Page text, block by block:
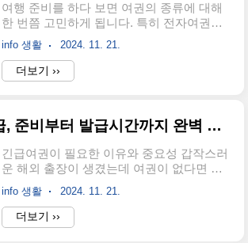
합할까?여행 준비를 하다 보면 여권의 종류
에 대해 한 번쯤 고민하게 됩니다. 특히 전자
여권과 비전자여권의 차이는 무엇인지, 상
황에 따라 어떤 여권이 더 적합한지 궁금하
실 텐데요. 이 글에서는 두
요..
여행 준비를 하다 보면 여권의 종류에 대해
한 번쯤 고민하게 됩니다. 특히 전자여권과
비전자여권의 차이는 무엇인지, 상황에 따
라 어떤 여권이 더 적합한지 궁금하실 텐데
요. 이 글에서는 두 여권의 주요 차이점과 각
각의 장점을 상세히 살펴보며, 여행 계획에
장되어 소지자의 개인정보와 생체정보를 저
편의성을 대폭 강화하며, 많은 국가에서 전
자여권 소지자를 우대합니다. 전자여권이
제공하는 혜택 1. 강화된 보안성: 전자칩에
합니다.2. 출입국 절차 간소화: 자동 출입국
info 생활 2024. 11. 21.
더보기 ››
긴급여권 발급, 준비부터 발급시간까지 완벽 가이드✈️
긴급여권이 필요한 이유와 중요성 갑작스러
운 해외 출장이 생겼는데 여권이 없다면 어
떻게 해야 할까요? 혹은 중요한 가족사를 해
결하기 위해 즉시 출국해야 하는 상황이라
면요? 이런 경우 긴급여권 발급이 해답이 됩
니다! 긴급여권은 단기간에 발급이 가능하
info 생활 2024. 11. 21.
더보기 ››